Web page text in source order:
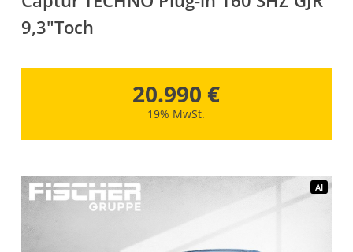
9,3"Toch
20.990 €
19% MwSt.
AI